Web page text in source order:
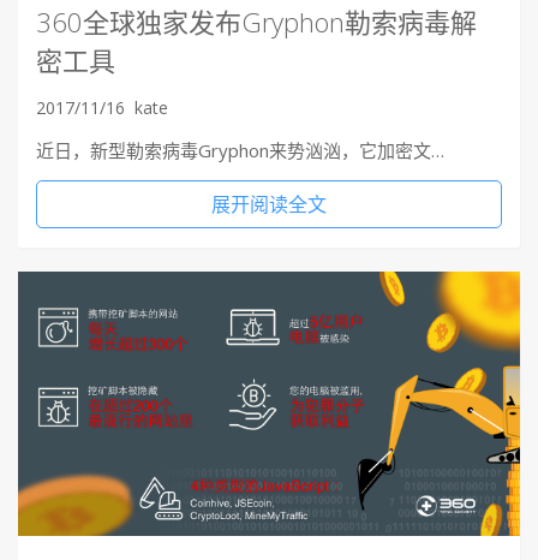
360全球独家发布Gryphon勒索病毒解
密工具
2017/11/16 kate
近日，新型勒索病毒Gryphon来势汹汹，它加密文…
展开阅读全文